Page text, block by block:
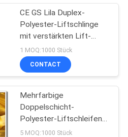
CE GS Lila Duplex-
Polyester-Liftschlinge
mit verstärkten Lift-
Augen 1 Tonne
1 MOQ:1000 Stück
CONTACT
Mehrfarbige
Doppelschicht-
Polyester-Liftschleifen
mit Haken 75 mm Breite
5 MOQ:1000 Stück